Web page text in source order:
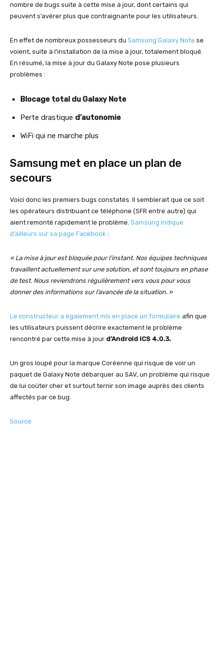
nombre de bugs suite à cette mise à jour, dont certains qui
peuvent s’avérer plus que contraignante pour les utilisateurs.
En effet de nombreux possesseurs du Samsung Galaxy Note se
voient, suite à l’installation de la mise à jour, totalement bloqué.
En résumé, la mise à jour du Galaxy Note pose plusieurs
problèmes :
Blocage total du Galaxy Note
Perte drastique d’autonomie
WiFi qui ne marche plus
Samsung met en place un plan de
secours
Voici donc les premiers bugs constatés. Il semblerait que ce soit
les opérateurs distribuant ce téléphone (SFR entre autre) qui
aient remonté rapidement le problème. Samsung indique
d’ailleurs sur sa page Facebook :
« La mise à jour est bloquée pour l’instant. Nos équipes techniques
travaillent actuellement sur une solution, et sont toujours en phase
de test. Nous reviendrons régulièrement vers vous pour vous
donner des informations sur l’avancée de la situation. »
Le constructeur a également mis en place un formulaire afin que
les utilisateurs puissent décrire exactement le problème
rencontré par cette mise à jour d’Android ICS 4.0.3.
Un gros loupé pour la marque Coréenne qui risque de voir un
paquet de Galaxy Note débarquer au SAV, un problème qui risque
de lui coûter cher et surtout ternir son image auprès des clients
affectés par ce bug.
Source